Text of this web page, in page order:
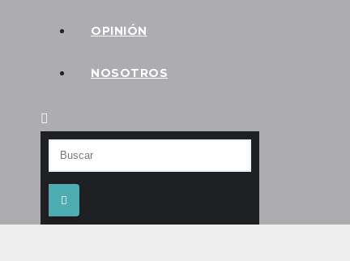
OPINIÓN
NOSOTROS